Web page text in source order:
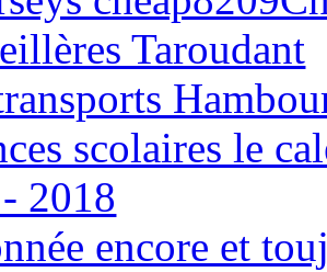
Taroudant
scolaires le
2018
encore et